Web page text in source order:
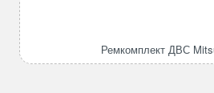
K3F
Ремкомплект ДВС